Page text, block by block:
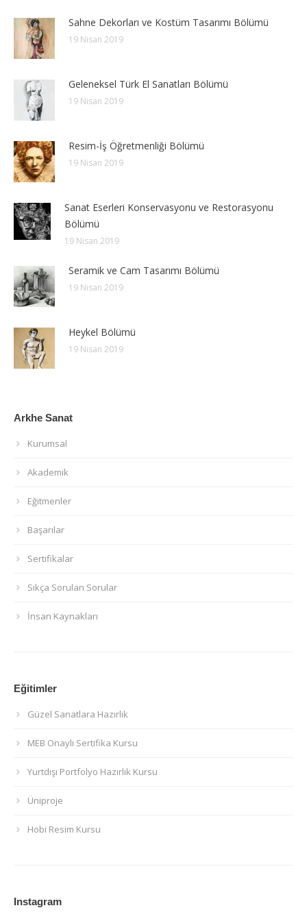
Sahne Dekorları ve Kostüm Tasarımı Bölümü
19 Nisan 2019
Geleneksel Türk El Sanatları Bölümü
19 Nisan 2019
Resim-İş Öğretmenliği Bölümü
19 Nisan 2019
Sanat Eserleri Konservasyonu ve Restorasyonu
Bölümü
19 Nisan 2019
Seramik ve Cam Tasarımı Bölümü
19 Nisan 2019
Heykel Bölümü
19 Nisan 2019
Arkhe Sanat
Kurumsal
Akademik
Eğitmenler
Başarılar
Sertifikalar
Sıkça Sorulan Sorular
İnsan Kaynakları
Eğitimler
Güzel Sanatlara Hazırlık
MEB Onaylı Sertifika Kursu
Yurtdışı Portfolyo Hazırlık Kursu
Üniproje
Hobi Resim Kursu
Instagram